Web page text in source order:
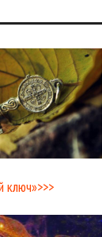
ключ»>>>